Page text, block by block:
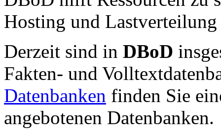
Hosting und
Derzeit sind in DBoD
Fakten- und
Datenbanken finden Sie
angebotenen Datenbanken.